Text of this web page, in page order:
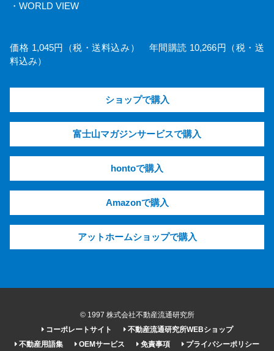
・WORLD VIEW
価格 1,045円（税・送料込み） 年間購読 10,266円（税・送
料込み）
ショップで購入
富士山マガジンサービスで購入
hontoで購入
Amazonで購入
アットホームショップで購入
© 1997 株式会社不動産流通研究所
コーポレートサイト
不動産流通研究所WEBショップ
不動産用語集
OEMサービス 免責事項 プライバシーポリシー